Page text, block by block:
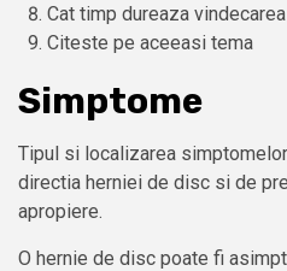
Cat timp dureaza
Citeste pe aceeasi tema
Simptome
Tipul si localizarea
directia herniei de disc si de
apropiere.
O hernie de disc poate fi